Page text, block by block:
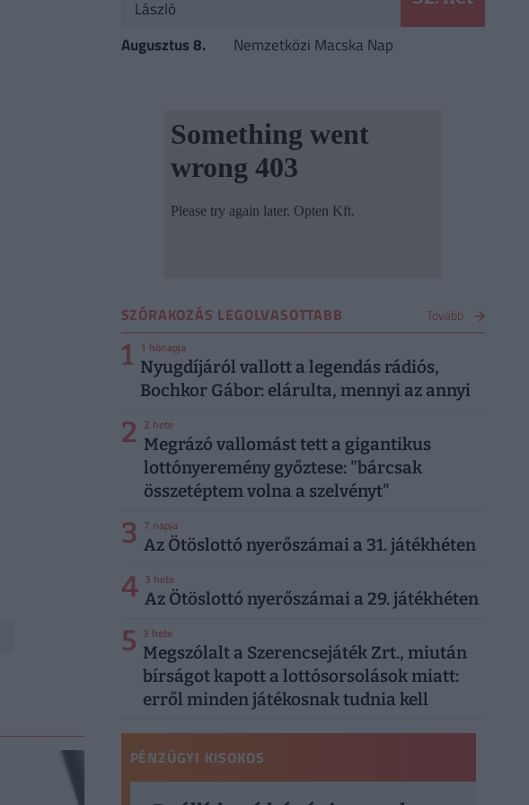
László
Augusztus 8. Nemzetközi Macska Nap
SZÓRAKOZÁS LEGOLVASOTTABB Tovább
1 1 hónapja
Nyugdíjáról vallott a legendás rádiós,
Bochkor Gábor: elárulta, mennyi az annyi
2 2 hete
Megrázó vallomást tett a gigantikus
lottónyeremény győztese: "bárcsak
összetéptem volna a szelvényt"
3 7 napja
Az Ötöslottó nyerőszámai a 31. játékhéten
4 3 hete
Az Ötöslottó nyerőszámai a 29. játékhéten
5 3 hete
Megszólalt a Szerencsejáték Zrt., miután
bírságot kapott a lottósorsolások miatt:
erről minden játékosnak tudnia kell
PÉNZÜGYI KISOKOS